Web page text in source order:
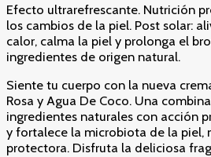
Efecto ultrarefrescante. Nutrición
los cambios de la piel. Post solar:
calor, calma la piel y prolonga el
ingredientes de origen natural.
Siente tu cuerpo con la nueva
Rosa y Agua De Coco. Una
ingredientes naturales con acción
y fortalece la microbiota de la piel,
protectora. Disfruta la deliciosa